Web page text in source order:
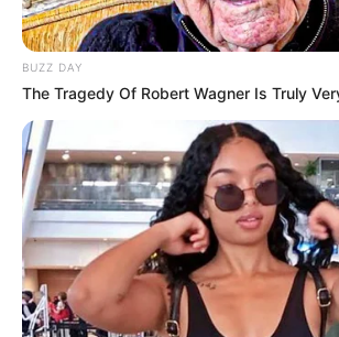
Considerando que a Lei Federal nº 8.080/
2º, §1º, que o “dever do Estado de garantir
visem à redução de riscos de doenças e de
estabelecimento de condições que
igualitário às ações e aos serviços para a sua
e recuperação”;
Considerando que as Conferências de
colegiadas do Sistema Único de Saúde
diretriz constitucional da participação social
conforme Art. 198, inciso III;
BUZZ DAY
The Tragedy Of Robert Wagner Is Truly